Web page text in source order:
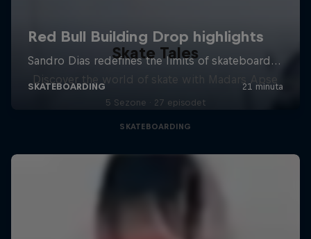
Skate Tales
Discover the world of skate with Madars Apse
5 Sezone · 27 episodet
SKATEBOARDING